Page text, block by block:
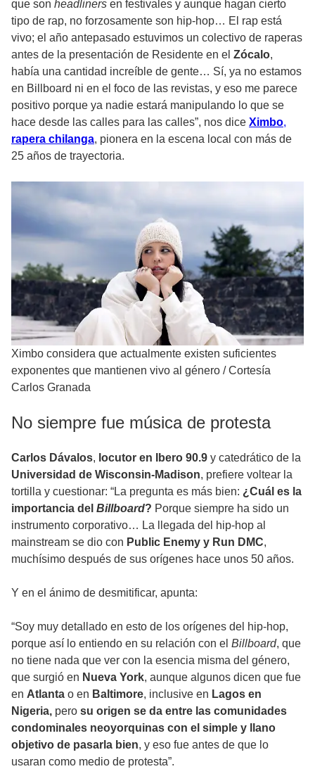
que son headliners en festivales y aunque hagan cierto
tipo de rap, no forzosamente son hip-hop… El rap está
vivo; el año antepasado estuvimos un colectivo de raperas
antes de la presentación de Residente en el Zócalo,
había una cantidad increíble de gente… Sí, ya no estamos
en Billboard ni en el foco de las revistas, y eso me parece
positivo porque ya nadie estará manipulando lo que se
hace desde las calles para las calles”, nos dice Ximbo,
rapera chilanga, pionera en la escena local con más de
25 años de trayectoria.
Ximbo considera que actualmente existen suficientes
exponentes que mantienen vivo al género /Cortesía
Carlos Granada
No siempre fue música de protesta
Carlos Dávalos, locutor en Ibero 90.9 y catedrático de la
Universidad de Wisconsin-Madison, prefiere voltear la
tortilla y cuestionar: “La pregunta es más bien: ¿Cuál es la
importancia del Billboard? Porque siempre ha sido un
instrumento corporativo… La llegada del hip-hop al
mainstream se dio con Public Enemy y Run DMC,
muchísimo después de sus orígenes hace unos 50 años.
Y en el ánimo de desmitificar, apunta:
“Soy muy detallado en esto de los orígenes del hip-hop,
porque así lo entiendo en su relación con el Billboard, que
no tiene nada que ver con la esencia misma del género,
que surgió en Nueva York, aunque algunos dicen que fue
en Atlanta o en Baltimore, inclusive en Lagos en
Nigeria, pero su origen se da entre las comunidades
condominales neoyorquinas con el simple y llano
objetivo de pasarla bien, y eso fue antes de que lo
usaran como medio de protesta”.